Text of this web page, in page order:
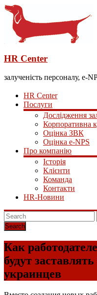
HR Center
залученість персоналу, e-
HR Center
Послуги
Дослідження
Корпоративна
Оцінка ЗВК
Оцінка e-NPS
Про компанію
Історія
Клієнти
Команда
Контакти
HR-Новини
Как
будут
украинцев